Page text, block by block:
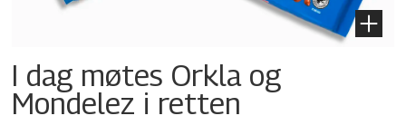
I dag møtes Orkla og
Mondelez i retten